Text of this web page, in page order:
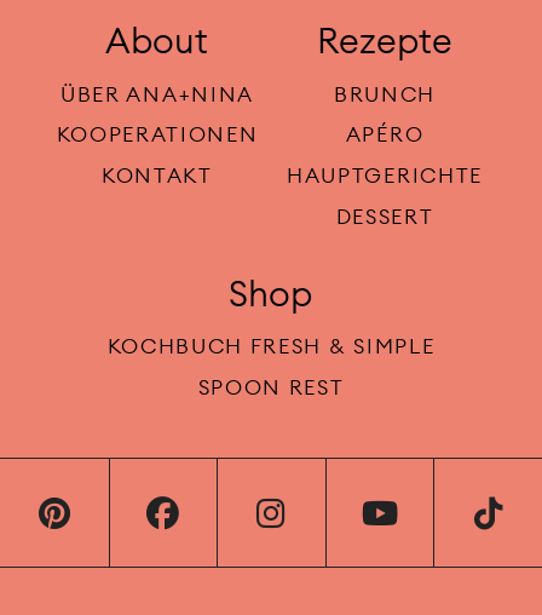
About
ÜBER ANA+NINA
KOOPERATIONEN
KONTAKT
Rezepte
BRUNCH
APÉRO
HAUPTGERICHTE
DESSERT
Shop
KOCHBUCH FRESH & SIMPLE
SPOON REST